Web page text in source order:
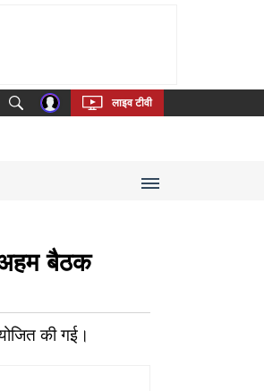
Tamil Kannada Malayalam
लाइव टीवी
अहम बैठक
की गई।